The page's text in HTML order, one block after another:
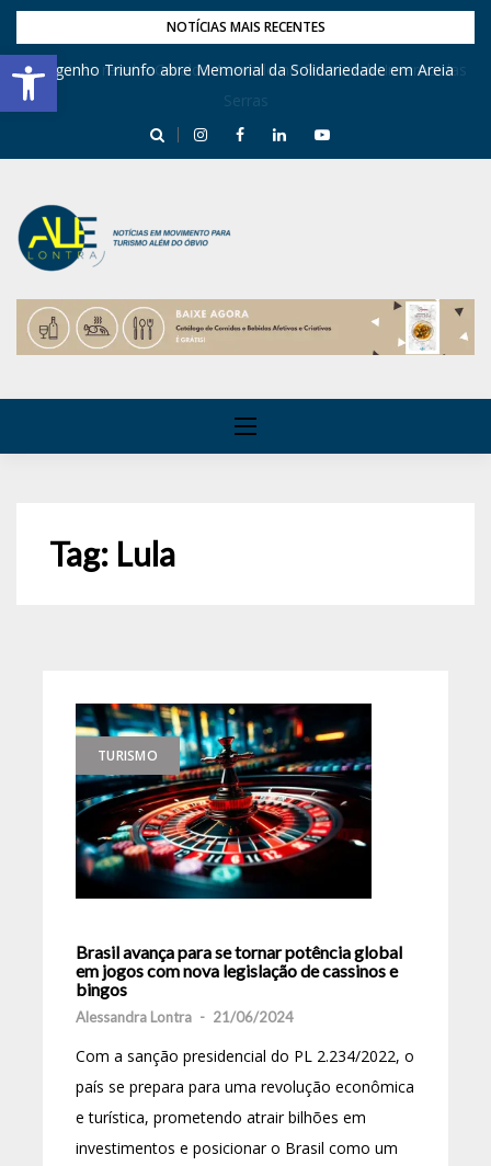
Barra de Ferramentas Aberta
NOTÍCIAS MAIS RECENTES
Engenho Triunfo abre Memorial da Solidariedade em Areia
Tag: Lula
TURISMO
Brasil avança para se tornar potência global
em jogos com nova legislação de cassinos e
bingos
Alessandra Lontra - 21/06/2024
Com a sanção presidencial do PL 2.234/2022, o
país se prepara para uma revolução econômica
e turística, prometendo atrair bilhões em
investimentos e posicionar o Brasil como um